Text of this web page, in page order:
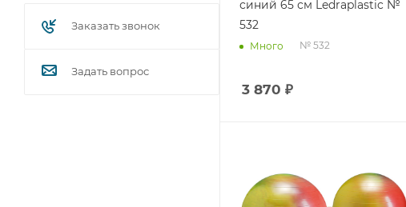
синий 65 см Ledraplastic №
532
Много № 532
3 870 ₽
Заказать звонок
Задать вопрос